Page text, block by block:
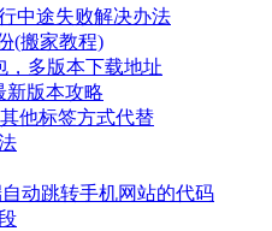
中途失败解决办法
(搬家教程)
，多版本下载地址
新版本攻略
他标签方式代替
动跳转手机网站的代码